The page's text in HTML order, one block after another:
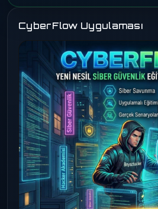
CyberFlow Uygulaması